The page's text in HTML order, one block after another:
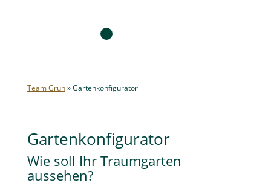
Team Grün»Gartenkonfigurator
Gartenkonfigurator
Wie soll Ihr Traumgarten
aussehen?